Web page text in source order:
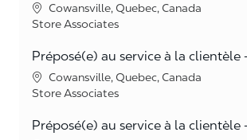
Location
Cowansville, Quebec, Canada
Category
Store Associates
Préposé(e) au service à la clientèle
Location
Cowansville, Quebec, Canada
Category
Store Associates
Préposé(e) au service à la clientèle